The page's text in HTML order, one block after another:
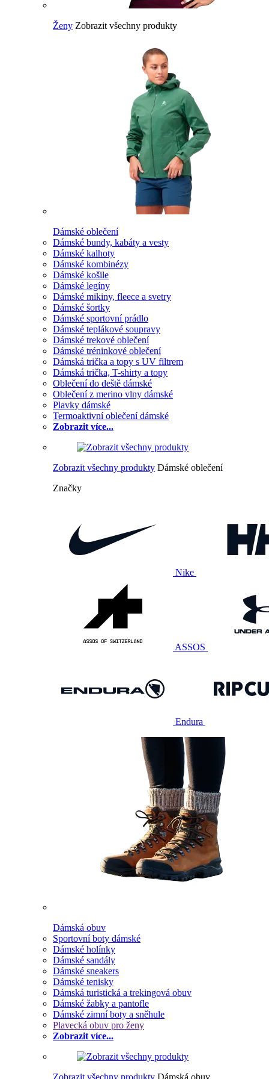
Ženy Zobrazit všechny produkty
Dámské oblečení
Dámské bundy, kabáty a vesty
Dámské kalhoty
Dámské kombinézy
Dámské košile
Dámské legíny
Dámské mikiny, fleece a svetry
Dámské šortky
Dámské sportovní prádlo
Dámské teplákové soupravy
Dámské trekové oblečení
Dámské tréninkové oblečení
Dámská trička a topy s UV filtrem
Dámská trička, T-shirty a topy
Oblečení do deště dámské
Oblečení z merino vlny dámské
Plavky dámské
Termoaktivní oblečení dámské
Zobrazit více...
Zobrazit všechny produkty Dámské oblečení
Značky
Nike
ASSOS
Endura
Dámská obuv
Sportovní boty dámské
Dámské holínky
Dámské sandály
Dámské sneakers
Dámské tenisky
Dámská turistická a trekingová obuv
Dámské žabky a pantofle
Dámské zimní boty a sněhule
Plavecká obuv pro ženy
Zobrazit více...
Zobrazit všechny produkty Dámská obuv